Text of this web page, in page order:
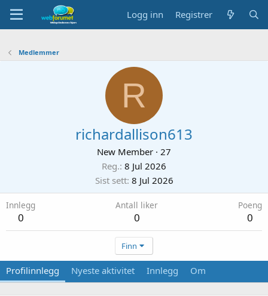
Logg inn Registrer
Medlemmer
R
richardallison613
New Member · 27
Reg. 8 Jul 2026
Sist sett 8 Jul 2026
Innlegg
0
Antall liker
0
Poeng
0
Finn
Profilinnlegg Nyeste aktivitet Innlegg Om